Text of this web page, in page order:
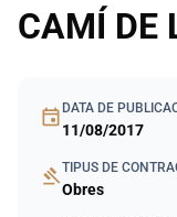
CAMÍ DE
event DATA DE
11/08/2017
gavelTIPUS DE
Obres